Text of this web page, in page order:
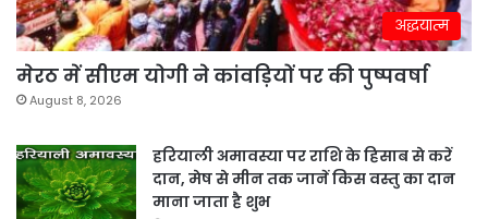
अद्धयात्म
मेरठ में सीएम योगी ने कांवड़ियों पर की पुष्पवर्षा
August 8, 2026
हरियाली अमावस्या पर राशि के हिसाब से करें
दान, मेष से मीन तक जानें किस वस्तु का दान
माना जाता है शुभ